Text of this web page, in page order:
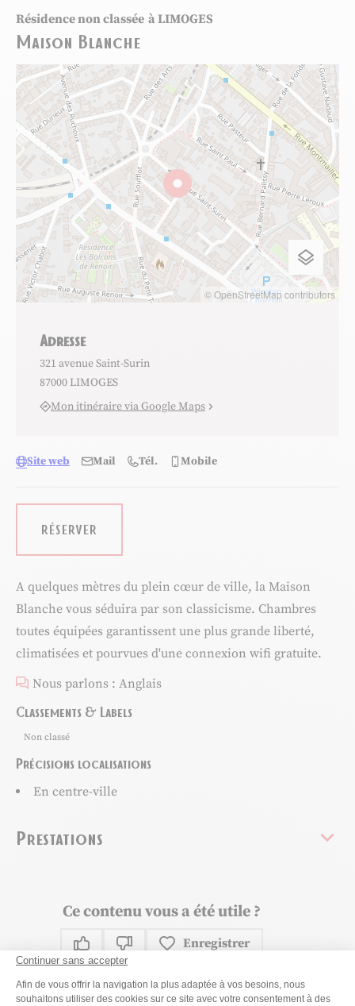
Continuer sans accepter
Plateforme de Gestion du
Afin de vous offrir la navigation la plus adaptée à vos besoins, nous
souhaitons utiliser des cookies sur ce site avec votre consentement à des
Résidence non classée à LIMOGES
Maison Blanche
A quelques mètres du plein cœur de ville, la Maison
Blanche vous séduira par son classicisme. Chambres
toutes équipées garantissent une plus grande liberté,
climatisées et pourvues d'une connexion wifi gratuite.
Nous parlons : Anglais
Classements & Labels
Non classé
Précisions localisations
En centre-ville
Prestations
© OpenStreetMap contributors
Adresse
321 avenue Saint-Surin
87000 LIMOGES
Mon itinéraire via Google Maps
Site web Mail Tél. Mobile
RÉSERVER
Ce contenu vous a été utile ?
Ce contenu vous a été utile
Ce contenu ne vous a pas été utile
Enregistrer
Partager ce contenu